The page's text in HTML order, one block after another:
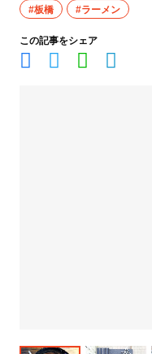
#板橋 #ラーメン
この記事をシェア